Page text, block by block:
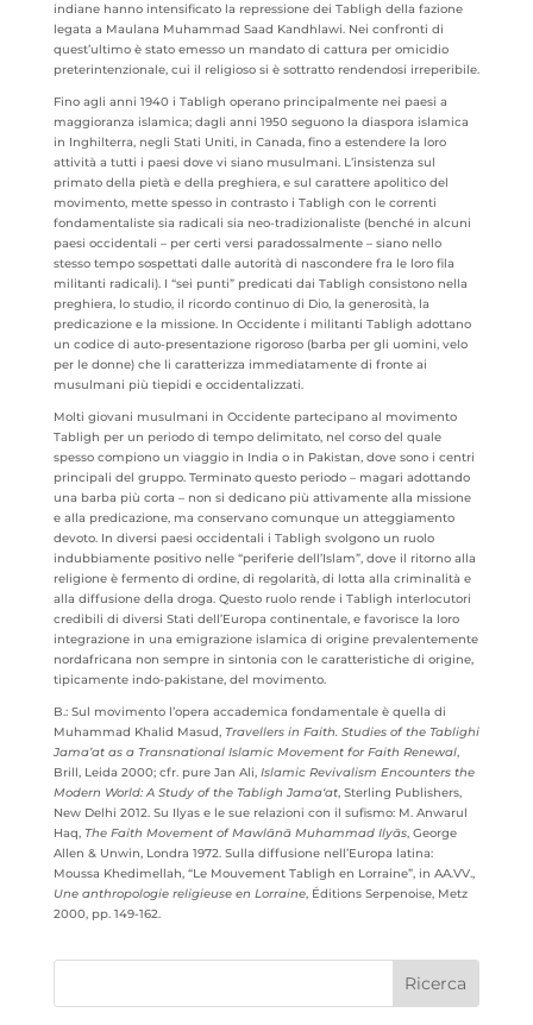
indiane hanno intensificato la repressione dei Tabligh della fazione
legata a Maulana Muhammad Saad Kandhlawi. Nei confronti di
quest’ultimo è stato emesso un mandato di cattura per omicidio
preterintenzionale, cui il religioso si è sottratto rendendosi irreperibile.
Fino agli anni 1940 i Tabligh operano principalmente nei paesi a
maggioranza islamica; dagli anni 1950 seguono la diaspora islamica
in Inghilterra, negli Stati Uniti, in Canada, fino a estendere la loro
attività a tutti i paesi dove vi siano musulmani. L’insistenza sul
primato della pietà e della preghiera, e sul carattere apolitico del
movimento, mette spesso in contrasto i Tabligh con le correnti
fondamentaliste sia radicali sia neo-tradizionaliste (benché in alcuni
paesi occidentali – per certi versi paradossalmente – siano nello
stesso tempo sospettati dalle autorità di nascondere fra le loro fila
militanti radicali). I “sei punti” predicati dai Tabligh consistono nella
preghiera, lo studio, il ricordo continuo di Dio, la generosità, la
predicazione e la missione. In Occidente i militanti Tabligh adottano
un codice di auto-presentazione rigoroso (barba per gli uomini, velo
per le donne) che li caratterizza immediatamente di fronte ai
musulmani più tiepidi e occidentalizzati.
Molti giovani musulmani in Occidente partecipano al movimento
Tabligh per un periodo di tempo delimitato, nel corso del quale
spesso compiono un viaggio in India o in Pakistan, dove sono i centri
principali del gruppo. Terminato questo periodo – magari adottando
una barba più corta – non si dedicano più attivamente alla missione
e alla predicazione, ma conservano comunque un atteggiamento
devoto. In diversi paesi occidentali i Tabligh svolgono un ruolo
indubbiamente positivo nelle “periferie dell’Islam”, dove il ritorno alla
religione è fermento di ordine, di regolarità, di lotta alla criminalità e
alla diffusione della droga. Questo ruolo rende i Tabligh interlocutori
credibili di diversi Stati dell’Europa continentale, e favorisce la loro
integrazione in una emigrazione islamica di origine prevalentemente
nordafricana non sempre in sintonia con le caratteristiche di origine,
tipicamente indo-pakistane, del movimento.
B.: Sul movimento l’opera accademica fondamentale è quella di
Muhammad Khalid Masud, Travellers in Faith. Studies of the Tablighi
Jama’at as a Transnational Islamic Movement for Faith Renewal,
Brill, Leida 2000; cfr. pure Jan Ali, Islamic Revivalism Encounters the
Modern World: A Study of the Tabligh Jama‘at, Sterling Publishers,
New Delhi 2012. Su Ilyas e le sue relazioni con il sufismo: M. Anwarul
Haq, The Faith Movement of Mawlānā Muhammad Ilyās, George
Allen & Unwin, Londra 1972. Sulla diffusione nell’Europa latina:
Moussa Khedimellah, “Le Mouvement Tabligh en Lorraine”, in AA.VV.,
Une anthropologie religieuse en Lorraine, Éditions Serpenoise, Metz
2000, pp. 149-162.